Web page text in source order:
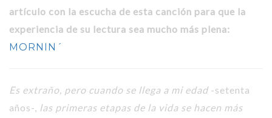
artículo con la escucha de esta canción para que la
experiencia de su lectura sea mucho más plena:
MORNIN´
Es extraño, pero cuando se llega a mi edad -setenta
años-, las primeras etapas de la vida se hacen más